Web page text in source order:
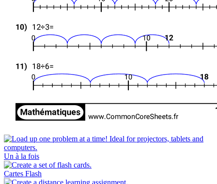
Un à la fois
Cartes Flash